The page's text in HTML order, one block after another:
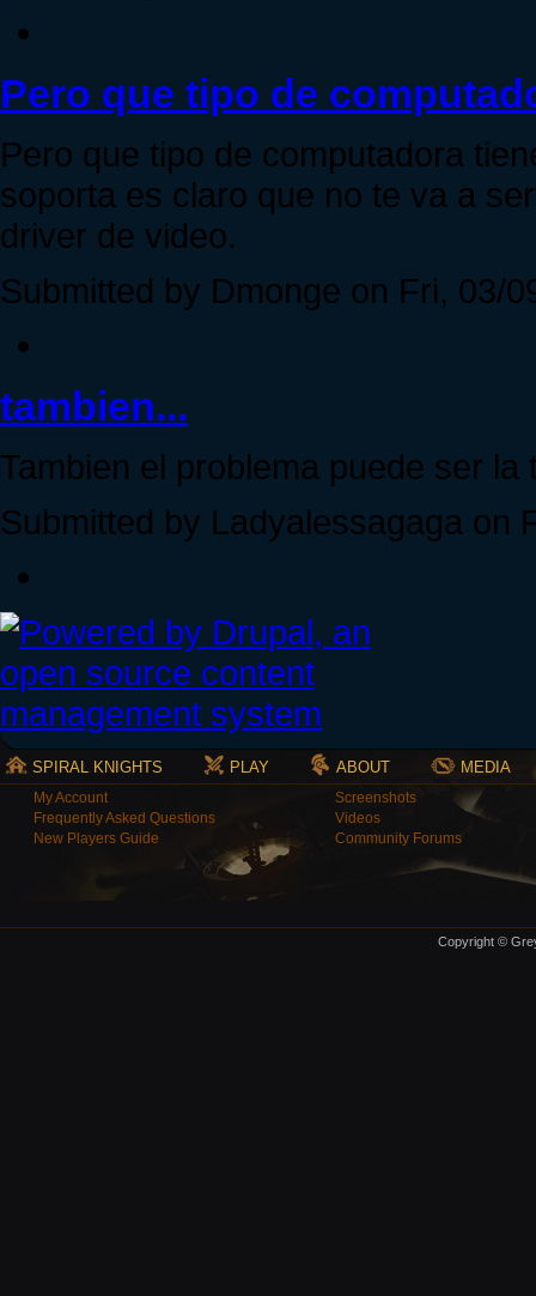
Pero que tipo de
Pero que tipo de computadora
soporta es claro que no te va a
driver de video.
Submitted by Dmonge on Fri, 03/
tambien...
Tambien el problema puede ser la
Submitted by Ladyalessagaga on
SPIRAL KNIGHTS PLAY ABOUT MEDIA
My Account
Frequently Asked Questions
New Players Guide
Screenshots
Videos
Community Forums
Copyright ©